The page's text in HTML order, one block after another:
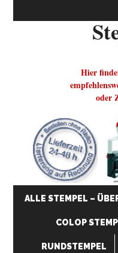
Hier
oder
ALLE STEMPEL –
COLOP
RUNDSTEMPEL